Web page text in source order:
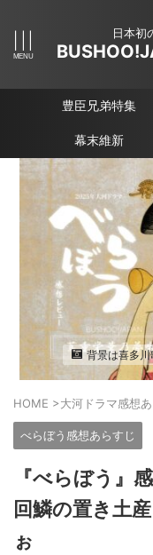
日本初
豊臣兄弟特集
幕末維新
背景は喜多
HOME >大河ドラマ感想
べらぼう感想あらすじ
『べらぼう』
回鱗の置き土
ぉ